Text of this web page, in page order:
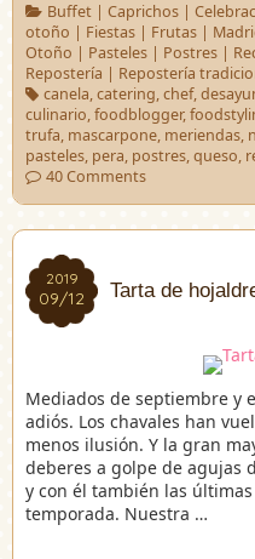
Buffet| Caprichos|
otoño | Fiestas | Frutas |
Otoño | Pasteles | Postres |
Repostería | Repostería
canela,catering,chef,
culinario,foodblogger,
trufa, mascarpone, meriendas,
pasteles, pera, postres,queso,
40 Comments
2019
09/12
2019
09/12 Tarta de
Mediados de septiembre y
adiós. Los chavales han
menos ilusión. Y la gran
deberes a golpe de agujas
y con él también las
temporada. Nuestra …